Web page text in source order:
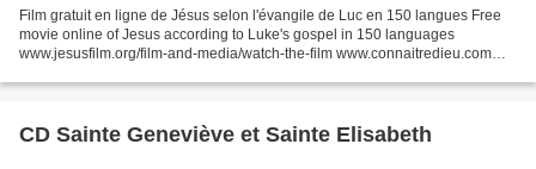
Film gratuit en ligne de Jésus selon l'évangile de Luc en 150 langues Free
movie online of Jesus according to Luke's gospel in 150 languages
www.jesusfilm.org/film-and-media/watch-the-film www.connaitredieu.com
CD Sainte Geneviève et Sainte Elisabeth